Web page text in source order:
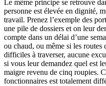
Le même principe se retrouve
personne est élevée en dignité,
travail. Prenez l’exemple des
une pile de dossiers et on leur
compte dans un délai d’une
ou chaud, ou même si les routes
difficiles à traverser, aucune
si vous leur demandez quel est
maigre revenu de cinq roupies.
fonctionnaires est totalement